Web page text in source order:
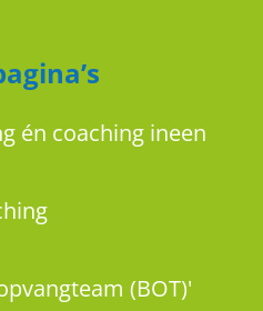
én coaching ineen
(BOT)'